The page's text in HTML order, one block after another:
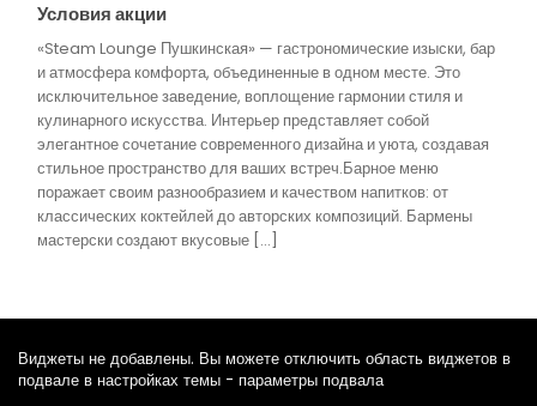
Условия акции
«Steam Lounge Пушкинская» — гастрономические изыски, бар
и атмосфера комфорта, объединенные в одном месте. Это
исключительное заведение, воплощение гармонии стиля и
кулинарного искусства. Интерьер представляет собой
элегантное сочетание современного дизайна и уюта, создавая
стильное пространство для ваших встреч.Барное меню
поражает своим разнообразием и качеством напитков: от
классических коктейлей до авторских композиций. Бармены
мастерски создают вкусовые […]
Виджеты не добавлены. Вы можете отключить область виджетов в
подвале в настройках темы - параметры подвала